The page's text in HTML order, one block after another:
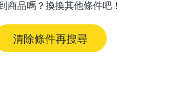
商品嗎？換換其他條件吧！
清除條件再搜尋